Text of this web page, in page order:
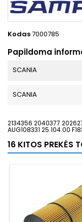
Kodas7000785
Papildoma
SCANIA
SCANIA
2134356 2040377
AUG108331 25.104.00
16 KITOS PREKĖS